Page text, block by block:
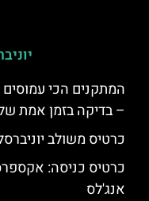
המתקנים הכי עמוסים
– בדיקה בזמן אמת
כרטיס משולב
כרטיס כניסה:
אנג'לס